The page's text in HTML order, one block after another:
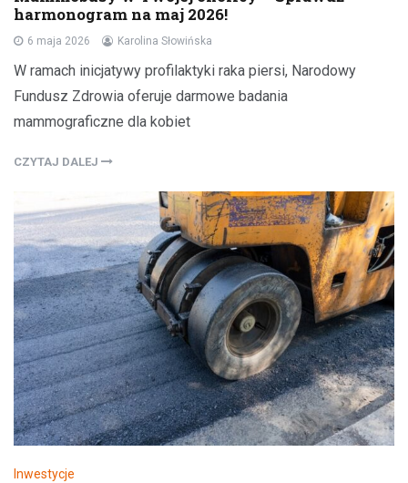
harmonogram na maj 2026!
6 maja 2026 Karolina Słowińska
W ramach inicjatywy profilaktyki raka piersi, Narodowy
Fundusz Zdrowia oferuje darmowe badania
mammograficzne dla kobiet
CZYTAJ DALEJ
Inwestycje